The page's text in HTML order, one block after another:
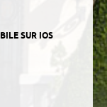
SUR IOS